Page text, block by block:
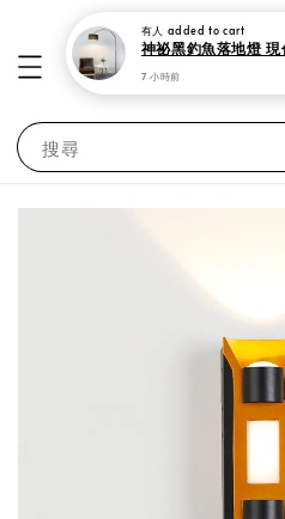
搜尋
有人 added to cart
7 小時前